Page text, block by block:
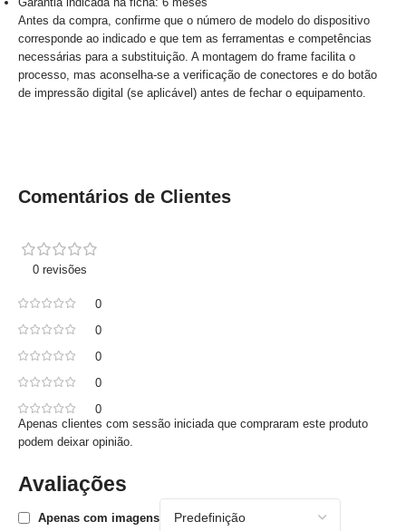
Antes da compra, confirme que o número de modelo do dispositivo
corresponde ao indicado e que tem as ferramentas e competências
necessárias para a substituição. A montagem do frame facilita o
processo, mas aconselha-se a verificação de conectores e do botão
de impressão digital (se aplicável) antes de fechar o equipamento.
Comentários de Clientes
0 revisões
0
0
0
0
0
Avaliações
Apenas com imagens
Apenas clientes com sessão iniciada que compraram este produto
podem deixar opinião.